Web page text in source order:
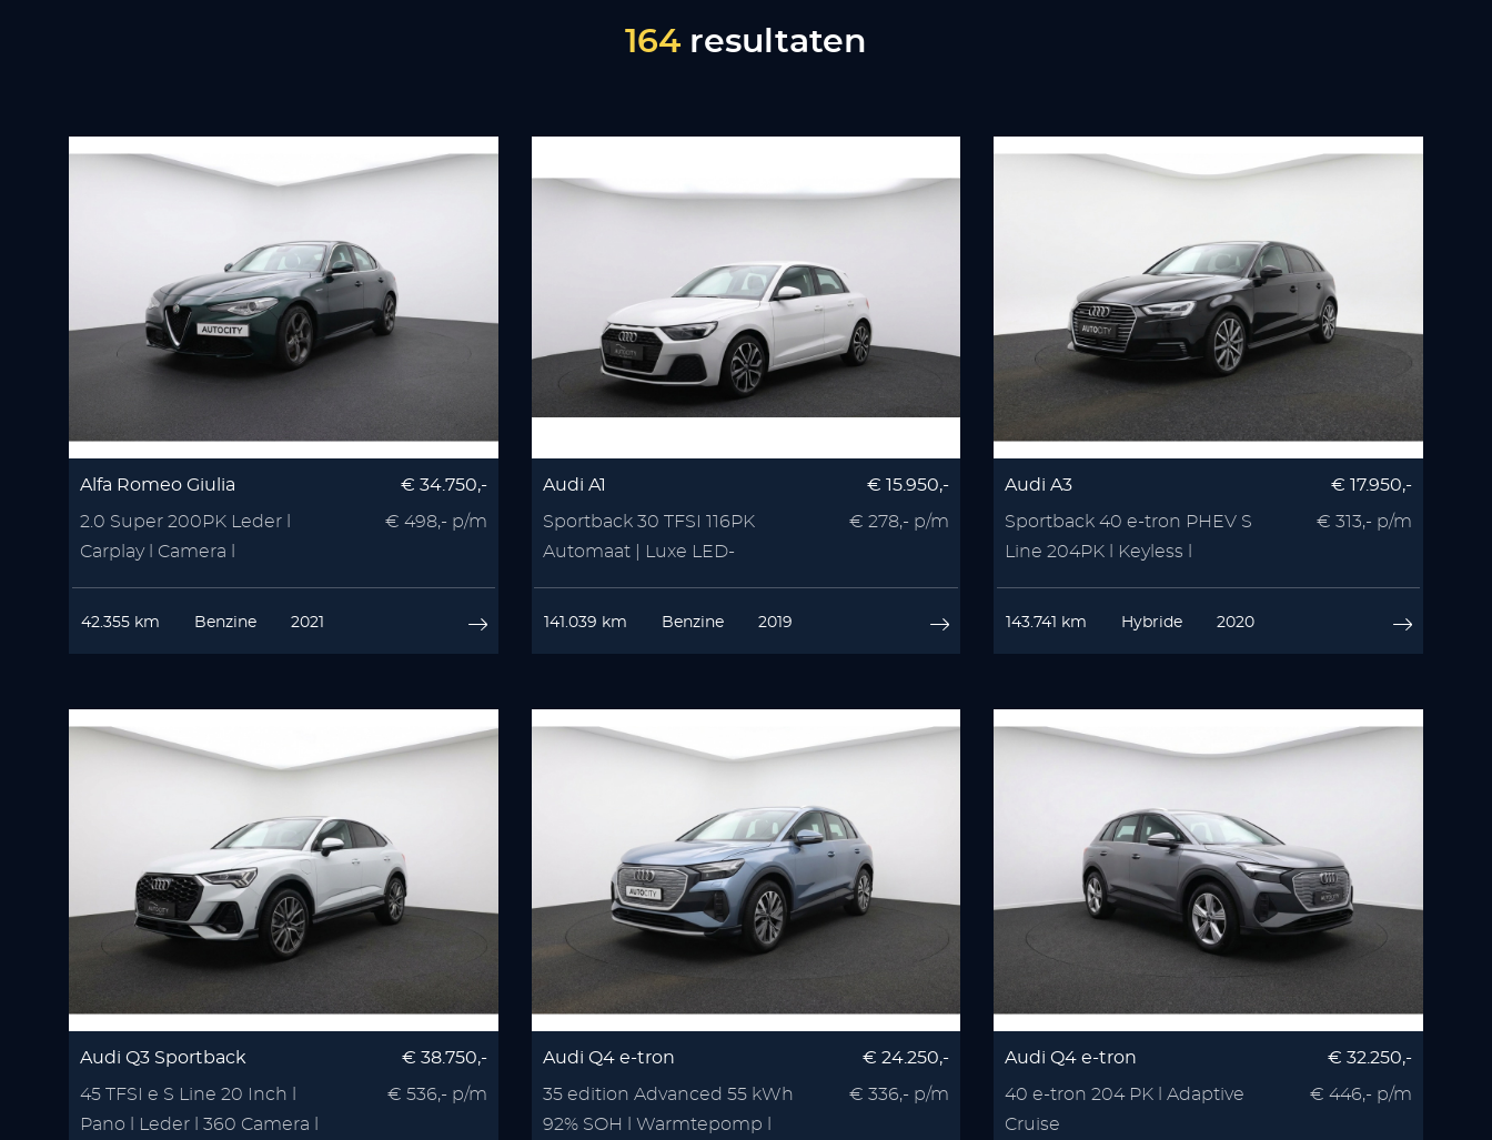
164 resultaten
Alfa Romeo Giulia
2.0 Super 200PK Leder l
Carplay l Camera l
€ 34.750,-
€ 498,- p/m
42.355 km Benzine 2021
Audi A1
Sportback 30 TFSI 116PK
Automaat | Luxe LED-
€ 15.950,-
€ 278,- p/m
141.039 km Benzine 2019
Audi A3
Sportback 40 e-tron PHEV S
Line 204PK l Keyless l
€ 17.950,-
€ 313,- p/m
143.741 km Hybride 2020
Audi Q3 Sportback
45 TFSI e S Line 20 Inch l
Pano l Leder l 360 Camera l
€ 38.750,-
€ 536,- p/m
Audi Q4 e-tron
35 edition Advanced 55 kWh
92% SOH l Warmtepomp l
€ 24.250,-
€ 336,- p/m
Audi Q4 e-tron
40 e-tron 204 PK l Adaptive
Cruise
€ 32.250,-
€ 446,- p/m